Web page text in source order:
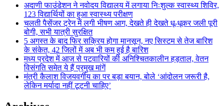
अदाणी फाउंडेशन ने नवोदय विद्यालय में लगाया निःशुल्क स्वास्थ्य शिविर,
123 विद्यार्थियों का हुआ स्वास्थ्य परीक्षण
चलती पैसेंजर ट्रेन में लगी भीषण आग, देखते ही देखते धू-धूकर जली पूरी
बोगी, सभी यात्री सुरक्षित
5 अगस्त के बाद फिर सक्रिय होगा मानसून, नए सिस्टम से तेज बारिश
के संकेत, 42 जिलों में अब भी कम हुई है बारिश
मध्य प्रदेश में आज से पटवारियों की अनिश्चितकालीन हड़ताल, वेतन
विसंगति समेत ये हैं प्रमुख मांगें
मंत्री कैलाश विजयवर्गीय का पर बड़ा बयान, बोले ‘आंदोलन जरूरी है,
लेकिन मर्यादा नहीं टूटनी चाहिए’